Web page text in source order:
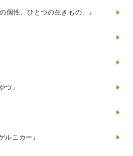
個性、ひとつの生きもの。』
つ」
ルニカー』